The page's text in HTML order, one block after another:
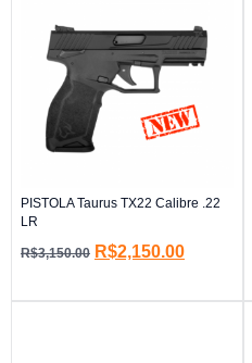
PISTOLA Taurus TX22 Calibre .22
LR
R$3,150.00 R$2,150.00